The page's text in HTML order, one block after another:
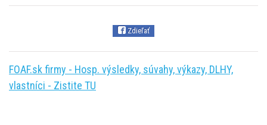
Zdieľať
FOAF.sk firmy - Hosp. výsledky, súvahy, výkazy, DLHY,
vlastníci - Zistite TU